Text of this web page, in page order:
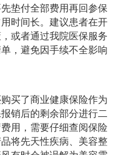
垫付全部费用再回参保
时间长。建议患者在开
或者通过我院医保服务
，避免因手续不全影响
买了商业健康保险作为
销后的剩余部分进行二
用，需要仔细查阅保险
将先天性疾病、美容整